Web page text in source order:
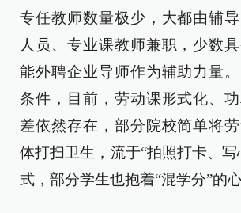
专任教师数量极少，大都由辅
人员、专业课教师兼职，少数
能外聘企业导师作为辅助力量
条件，目前，劳动课形式化、
差依然存在，部分院校简单将
体打扫卫生，流于“拍照打卡、写
式，部分学生也抱着“混学分”的